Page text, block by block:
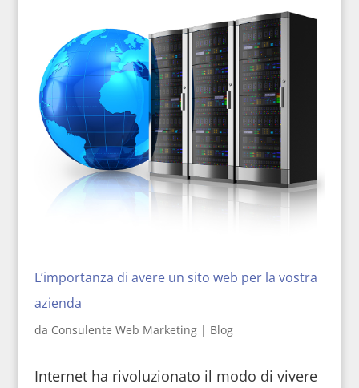
L’importanza di avere un sito web per la vostra
azienda
da Consulente Web Marketing| Blog
Internet ha rivoluzionato il modo di vivere